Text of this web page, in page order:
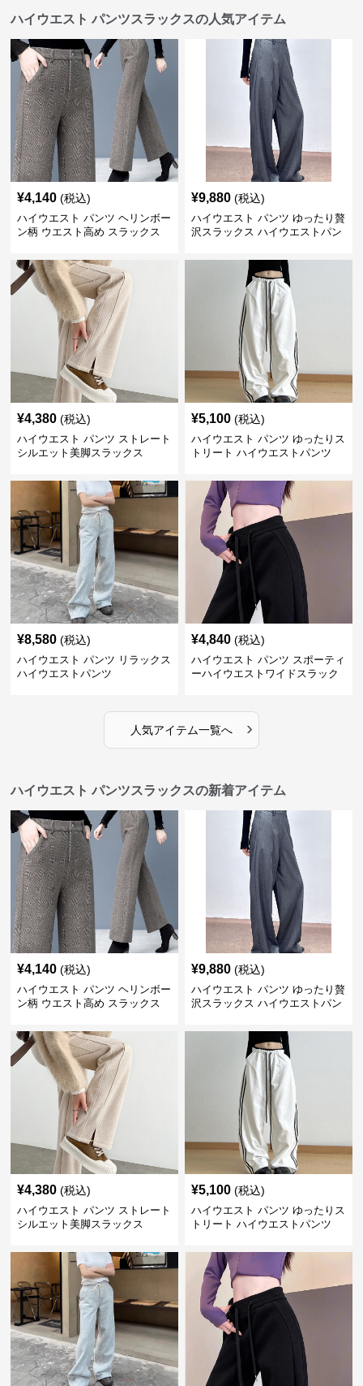
ハイウエスト パンツスラックスの人気アイテム
¥4,140 (税込)
ハイウエスト パンツ ヘリンボー
ン柄 ウエスト高め スラックス
¥9,880 (税込)
ハイウエスト パンツ ゆったり贅
沢スラックス ハイウエストパン
¥4,380 (税込)
ハイウエスト パンツ ストレート
シルエット美脚スラックス
¥5,100 (税込)
ハイウエスト パンツ ゆったりス
トリート ハイウエストパンツ
¥8,580 (税込)
ハイウエスト パンツ リラックス
ハイウエストパンツ
¥4,840 (税込)
ハイウエスト パンツ スポーティ
ーハイウエストワイドスラック
人気アイテム一覧へ ›
ハイウエスト パンツスラックスの新着アイテム
¥4,140 (税込)
ハイウエスト パンツ ヘリンボー
ン柄 ウエスト高め スラックス
¥9,880 (税込)
ハイウエスト パンツ ゆったり贅
沢スラックス ハイウエストパン
¥4,380 (税込)
ハイウエスト パンツ ストレート
シルエット美脚スラックス
¥5,100 (税込)
ハイウエスト パンツ ゆったりス
トリート ハイウエストパンツ